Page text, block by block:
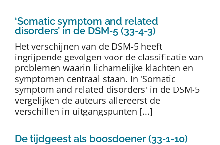
‘Somatic symptom and related
disorders’ in de DSM-5 (33-4-3)
Het verschijnen van de DSM-5 heeft
ingrijpende gevolgen voor de classificatie van
problemen waarin lichamelijke klachten en
symptomen centraal staan. In 'Somatic
symptom and related disorders' in de DSM-5
vergelijken de auteurs allereerst de
verschillen in uitgangspunten [...]
De tijdgeest als boosdoener (33-1-10)